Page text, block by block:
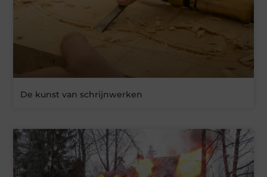
De kunst van schrijnwerken